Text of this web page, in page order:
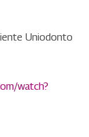
Uniodonto
watch?